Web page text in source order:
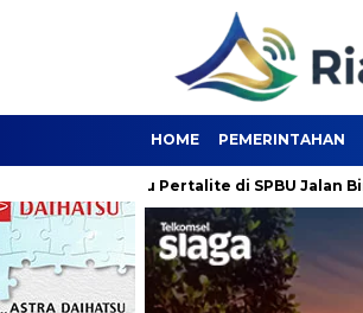
HOME PEMERINTAHAN
Pertalite di SPBU Jalan Bintang